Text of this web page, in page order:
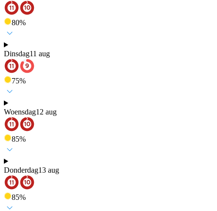
80%
Dinsdag11 aug
75%
Woensdag12 aug
85%
Donderdag13 aug
85%